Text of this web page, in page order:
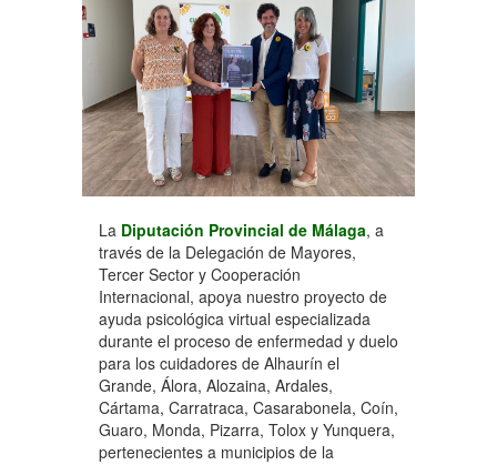
La Diputación Provincial de Málaga, a
través de la Delegación de Mayores,
Tercer Sector y Cooperación
Internacional, apoya nuestro proyecto de
ayuda psicológica virtual especializada
durante el proceso de enfermedad y duelo
para los cuidadores de Alhaurín el
Grande, Álora, Alozaina, Ardales,
Cártama, Carratraca, Casarabonela, Coín,
Guaro, Monda, Pizarra, Tolox y Yunquera,
pertenecientes a municipios de la